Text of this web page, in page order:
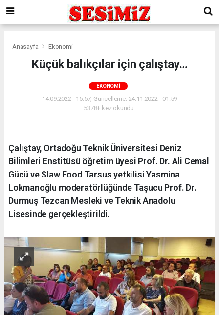
Anasayfa Ekonomi
Küçük balıkçılar için çalıştay…
EKONOMI
14.09.2022 - 15:57, Güncelleme: 24.11.2022 - 01:59
5378+ kez okundu.
Çalıştay, Ortadoğu Teknik Üniversitesi Deniz
Bilimleri Enstitüsü öğretim üyesi Prof. Dr. Ali Cemal
Gücü ve Slaw Food Tarsus yetkilisi Yasmina
Lokmanoğlu moderatörlüğünde Taşucu Prof. Dr.
Durmuş Tezcan Mesleki ve Teknik Anadolu
Lisesinde gerçekleştirildi.